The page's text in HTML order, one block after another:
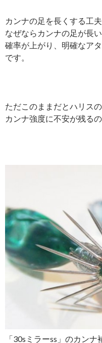
カンナの足を長くする工
なぜならカンナの足が長
確率が上がり、明確なア
です。
ただこのままだとハリス
カンナ強度に不安が残るの
「30sミラーss」のカン